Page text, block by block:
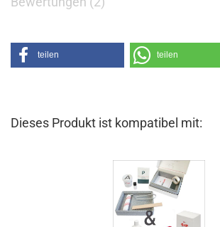
teilen teilen
Dieses Produkt ist kompatibel mit: